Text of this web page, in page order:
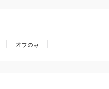
オフのみ